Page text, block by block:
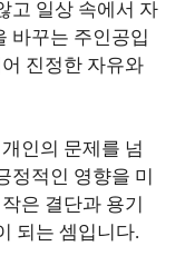
고 일상 속에서 자
바꾸는 주인공입
진정한 자유와
인의 문제를 넘
정적인 영향을 미
은 결단과 용기
되는 셈입니다.